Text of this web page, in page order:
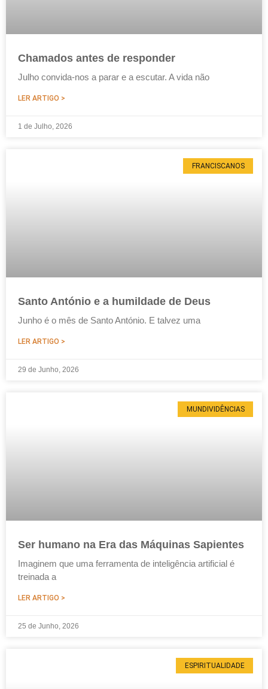
Chamados antes de responder
Julho convida-nos a parar e a escutar. A vida não
LER ARTIGO >
1 de Julho, 2026
FRANCISCANOS
Santo António e a humildade de Deus
Junho é o mês de Santo António. E talvez uma
LER ARTIGO >
29 de Junho, 2026
MUNDIVIDÊNCIAS
Ser humano na Era das Máquinas Sapientes
Imaginem que uma ferramenta de inteligência artificial é
treinada a
LER ARTIGO >
25 de Junho, 2026
ESPIRITUALIDADE